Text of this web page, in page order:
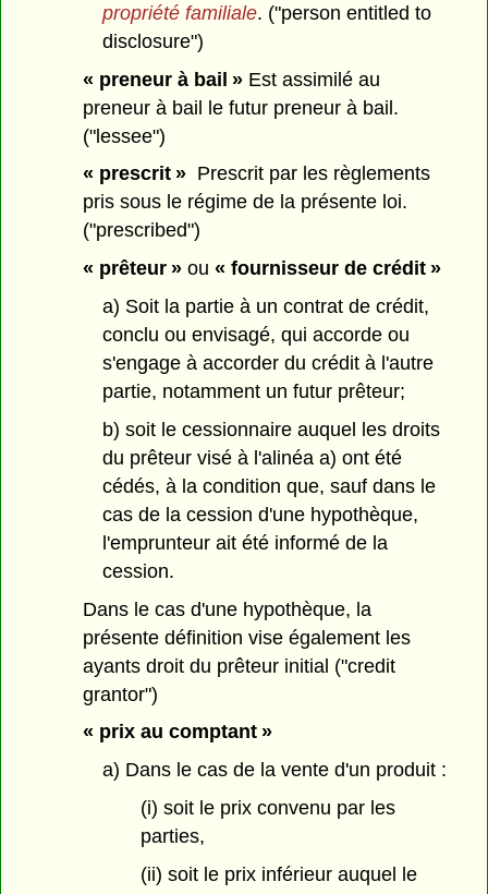
propriété familiale. ("person entitled to
disclosure")
« preneur à bail » Est assimilé au
preneur à bail le futur preneur à bail.
("lessee")
« prescrit » Prescrit par les règlements
pris sous le régime de la présente loi.
("prescribed")
« prêteur » ou« fournisseur de crédit »
a) Soit la partie à un contrat de crédit,
conclu ou envisagé, qui accorde ou
s'engage à accorder du crédit à l'autre
partie, notamment un futur prêteur;
b) soit le cessionnaire auquel les droits
du prêteur visé à l'alinéa a) ont été
cédés, à la condition que, sauf dans le
cas de la cession d'une hypothèque,
l'emprunteur ait été informé de la
cession.
Dans le cas d'une hypothèque, la
présente définition vise également les
ayants droit du prêteur initial ("credit
grantor")
« prix au comptant »
a) Dans le cas de la vente d'un produit :
(i) soit le prix convenu par les
parties,
(ii) soit le prix inférieur auquel le